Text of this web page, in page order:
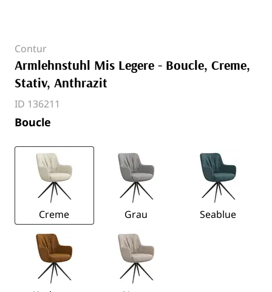
Contur
Armlehnstuhl Mis Legere - Boucle, Creme,
Stativ, Anthrazit
ID 136211
Boucle
Creme Grau Seablue